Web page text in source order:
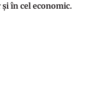
în cel economic.